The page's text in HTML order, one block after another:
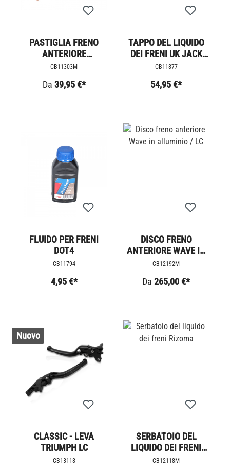
PASTIGLIA FRENO
ANTERIORE
THRUXTON R - RS /
SPEEDTWIN E5
CB11303M
Da 39,95 €*
TAPPO DEL LIQUIDO
DEI FRENI UK JACK
BLACK LINE
CB11877
54,95 €*
FLUIDO PER FRENI
DOT4
CB11794
4,95 €*
DISCO FRENO
ANTERIORE WAVE IN
ALLUMINIO / LC
CB12192M
Da 265,00 €*
Nuovo
CLASSIC - LEVA
TRIUMPH LC
CB13118
SERBATOIO DEL
LIQUIDO DEI FRENI
RIZOMA
CB12118M